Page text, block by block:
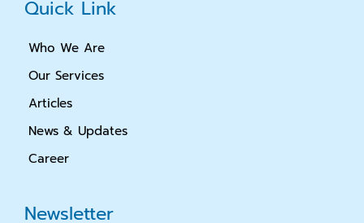
Quick Link
Who We Are
Our Services
Articles
News & Updates
Career
Newsletter